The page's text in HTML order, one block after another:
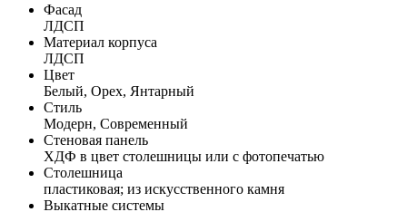
Фасад
ЛДСП
Материал корпуса
ЛДСП
Цвет
Белый, Орех, Янтарный
Стиль
Модерн, Современный
Стеновая панель
ХДФ в цвет столешницы или с фотопечатью
Столешница
пластиковая; из искусственного камня
Выкатные системы